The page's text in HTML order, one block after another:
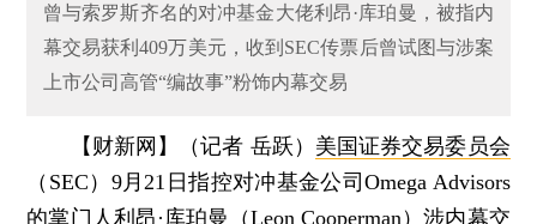
曾与索罗斯齐名的对冲基金大佬利昂·库珀曼，被指内
幕交易获利409万美元，收到SEC传票后曾试图与涉案
上市公司高管“编故事”粉饰内幕交易
【财新网】（记者 岳跃） 美国证券交易委员会
（SEC）9月21日指控对冲基金公司Omega Advisors
的掌门人 利昂·库珀曼 （Leon Cooperman）涉内幕交